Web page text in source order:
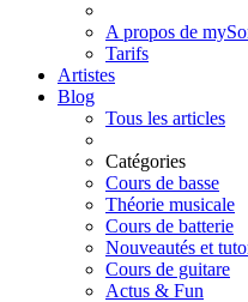
A propos de
Tarifs
Artistes
Blog
Tous les articles
Catégories
Cours de basse
Théorie musicale
Cours de batterie
Nouveautés et
Cours de guitare
Actus & Fun